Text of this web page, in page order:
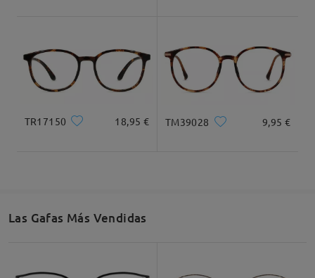
Ancho Total Longitud de Patillas
TR17150 18,95 € TM39028 9,95 €
Las Gafas Más Vendidas